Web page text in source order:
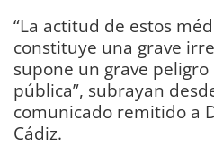
“La actitud de estos
constituye una grave
supone un grave
pública”, subrayan
comunicado remitido a
Cádiz.